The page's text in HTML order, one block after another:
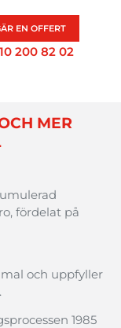
EN OFFERT
200 82 02
MER
fördelat på
och uppfyller
.
1985